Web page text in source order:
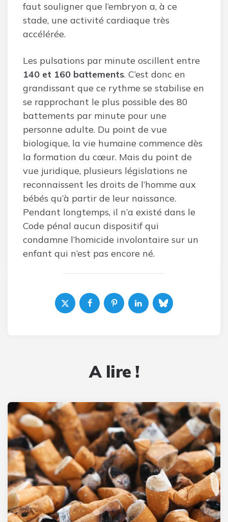
faut souligner que l’embryon a, à ce
stade, une activité cardiaque très
accélérée.
Les pulsations par minute oscillent entre
140 et 160 battements. C’est donc en
grandissant que ce rythme se stabilise en
se rapprochant le plus possible des 80
battements par minute pour une
personne adulte. Du point de vue
biologique, la vie humaine commence dès
la formation du cœur. Mais du point de
vue juridique, plusieurs législations ne
reconnaissent les droits de l’homme aux
bébés qu’à partir de leur naissance.
Pendant longtemps, il n’a existé dans le
Code pénal aucun dispositif qui
condamne l’homicide involontaire sur un
enfant qui n’est pas encore né.
A lire !